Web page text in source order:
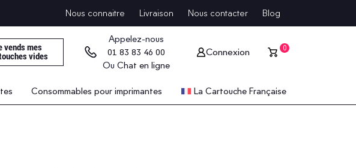
Nous connaitre Livraison Nous contacter Blog
vends mes
vides
Appelez-nous
01 83 83 46 00
Ou Chat en ligne
Connexion 0
Consommables pour imprimantes La Cartouche Française